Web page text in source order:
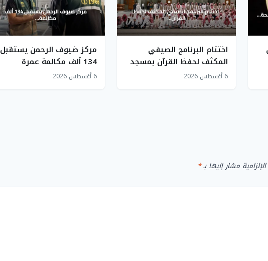
اختتام البرنامج الصيفي
المكثف لحفظ القرآن بمسجد
قباء
6 أغسطس 2026
مركز ضيوف الرحمن يستقبل
134 ألف مكالمة عمرة
ويسجل 91% رضا عبر 11 لغة
6 أغسطس 2026
مشار إليها بـ*